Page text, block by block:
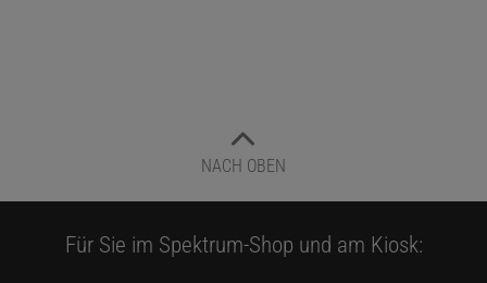
NACH OBEN
Für Sie im Spektrum-Shop und am Kiosk: